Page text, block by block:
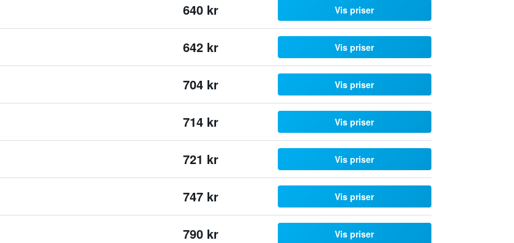
640 kr Vis priser
642 kr Vis priser
704 kr Vis priser
714 kr Vis priser
721 kr Vis priser
747 kr Vis priser
790 kr Vis priser